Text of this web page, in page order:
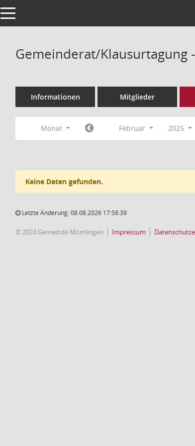
Toggle navigation
Gemeinderat/Klausurtagung
Informationen Mitglieder
Monat Februar 2025
Keine Daten gefunden.
Letzte Änderung: 08.08.2026 17:58:39
© 2024 Gemeinde Mömlingen Impressum